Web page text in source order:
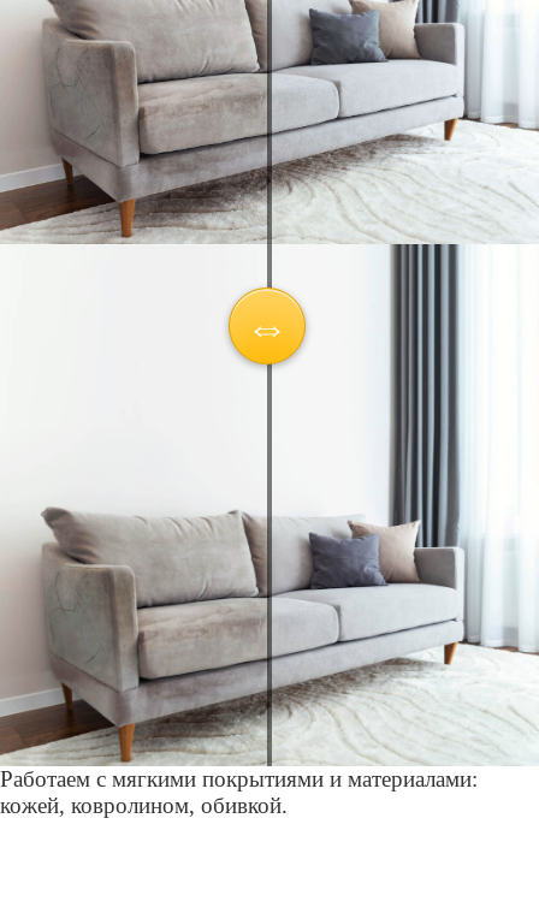
Работаем с мягкими покрытиями и материалами:
кожей, ковролином, обивкой.